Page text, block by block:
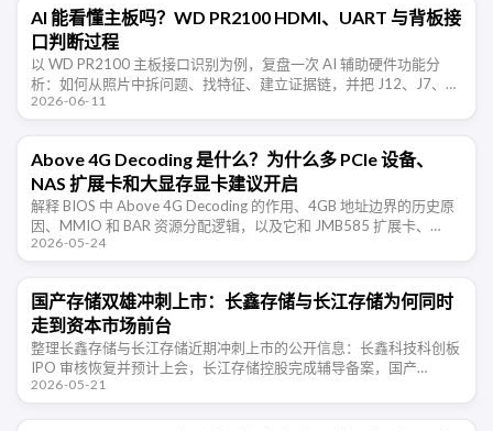
AI 能看懂主板吗？WD PR2100 HDMI、UART 与背板接
口判断过程
以 WD PR2100 主板接口识别为例，复盘一次 AI 辅助硬件功能分
析：如何从照片中拆问题、找特征、建立证据链，并把 J12、J7、
J50 等接口判断转成可实测的验证清单。
2026-06-11
Above 4G Decoding 是什么？为什么多 PCIe 设备、
NAS 扩展卡和大显存显卡建议开启
解释 BIOS 中 Above 4G Decoding 的作用、4GB 地址边界的历史原
因、MMIO 和 BAR 资源分配逻辑，以及它和 JMB585 扩展卡、
NAS、多显卡、Resizable …
2026-05-24
国产存储双雄冲刺上市：长鑫存储与长江存储为何同时
走到资本市场前台
整理长鑫存储与长江存储近期冲刺上市的公开信息：长鑫科技科创板
IPO 审核恢复并预计上会，长江存储控股完成辅导备案，国产
DRAM 与 NAND 两条主线正在同时走向资本市场。
2026-05-21